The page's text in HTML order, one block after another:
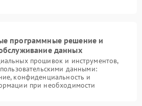
программные решение и
данных
прошивок и инструментов,
данными:
конфиденциальность и
при необходимости